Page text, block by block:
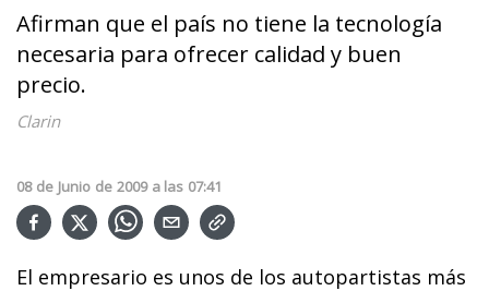
Afirman que el país no tiene la tecnología
necesaria para ofrecer calidad y buen
precio.
Clarin
08 de Junio de 2009 a las 07:41
El empresario es unos de los autopartistas más